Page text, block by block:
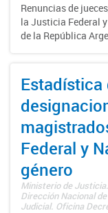
Renuncias de
la Justicia Federal
de la República
Estadística
Federal y
género
Ministerio de
Dirección Nacional
Judicial. Oficina